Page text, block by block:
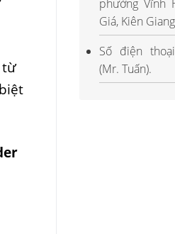
từ
phường Vĩnh
Giá, Kiên
Số điện
(Mr. Tuấn).